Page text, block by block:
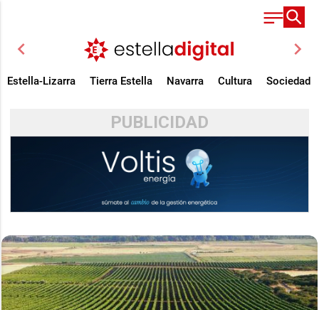
chevron_left chevron_right
Estella-Lizarra Tierra Estella Navarra Cultura Sociedad
PUBLICIDAD